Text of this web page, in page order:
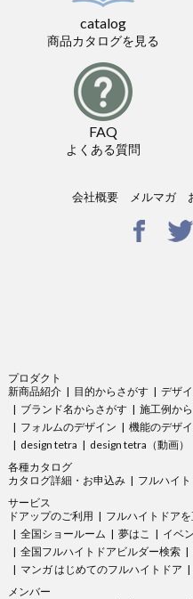
catalog
商品カタログを見る
FAQ
よくある質問
会社概要 メルマガ
プロダクト
新商品紹介
目的からさがす
デザ
ブランド名からさがす
施工例か
フォルムのデザイン
機能のデザ
design tetra
design tetra（動画）
各種カタログ
カタログ詳細・お申込み
フルハイ
サービス
ドアップのご利用
フルハイトドア
全国ショールーム
夢はこ イベ
全国フルハイトドアビルダー検索
マンガ はじめてのフルハイトドア
メンバー